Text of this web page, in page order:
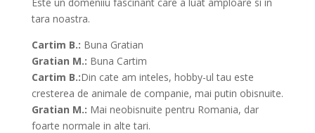
tara noastra.
Cartim B.: Buna Gratian
Gratian M.: Buna Cartim
Cartim B.:Din cate am inteles, hobby-ul tau este
cresterea de animale de companie, mai putin obisnuite.
Gratian M.: Mai neobisnuite pentru Romania, dar
foarte normale in alte tari.